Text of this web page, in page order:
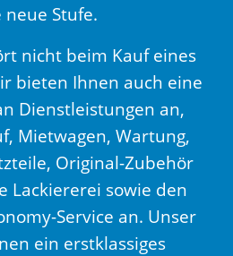
neue Stufe.
nicht beim Kauf eines
bieten Ihnen auch eine
Dienstleistungen an,
Mietwagen, Wartung,
Original-Zubehör
Lackiererei sowie den
Service an. Unser
ein erstklassiges